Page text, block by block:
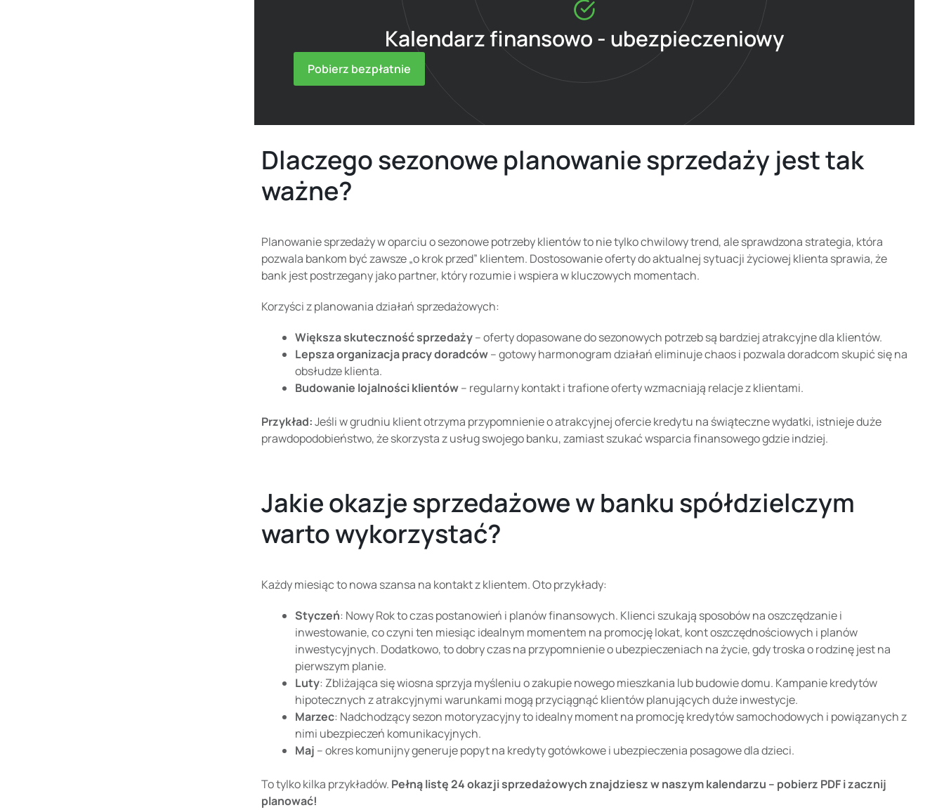
Kalendarz finansowo - ubezpieczeniowy
Pobierz bezpłatnie
Dlaczego sezonowe planowanie sprzedaży jest tak
ważne?
Planowanie sprzedaży w oparciu o sezonowe potrzeby klientów to nie tylko chwilowy trend, ale sprawdzona strategia, która
pozwala bankom być zawsze „o krok przed” klientem. Dostosowanie oferty do aktualnej sytuacji życiowej klienta sprawia, że
bank jest postrzegany jako partner, który rozumie i wspiera w kluczowych momentach.
Korzyści z planowania działań sprzedażowych:
Większa skuteczność sprzedaży– oferty dopasowane do sezonowych potrzeb są bardziej atrakcyjne dla klientów.
Lepsza organizacja pracy doradców– gotowy harmonogram działań eliminuje chaos i pozwala doradcom skupić się na
obsłudze klienta.
Budowanie lojalności klientów– regularny kontakt i trafione oferty wzmacniają relacje z klientami.
Przykład:Jeśli w grudniu klient otrzyma przypomnienie o atrakcyjnej ofercie kredytu na świąteczne wydatki, istnieje duże
prawdopodobieństwo, że skorzysta z usług swojego banku, zamiast szukać wsparcia finansowego gdzie indziej.
Jakie okazje sprzedażowe w banku spółdzielczym
warto wykorzystać?
Każdy miesiąc to nowa szansa na kontakt z klientem. Oto przykłady:
Styczeń: Nowy Rok to czas postanowień i planów finansowych. Klienci szukają sposobów na oszczędzanie i
inwestowanie, co czyni ten miesiąc idealnym momentem na promocję lokat, kont oszczędnościowych i planów
inwestycyjnych. Dodatkowo, to dobry czas na przypomnienie o ubezpieczeniach na życie, gdy troska o rodzinę jest na
pierwszym planie.
Luty: Zbliżająca się wiosna sprzyja myśleniu o zakupie nowego mieszkania lub budowie domu. Kampanie kredytów
hipotecznych z atrakcyjnymi warunkami mogą przyciągnąć klientów planujących duże inwestycje.
Marzec: Nadchodzący sezon motoryzacyjny to idealny moment na promocję kredytów samochodowych i powiązanych z
nimi ubezpieczeń komunikacyjnych.
Maj – okres komunijny generuje popyt na kredyty gotówkowe i ubezpieczenia posagowe dla dzieci.
To tylko kilka przykładów. Pełną listę 24 okazji sprzedażowych znajdziesz w naszym kalendarzu – pobierz PDF i zacznij
planować!